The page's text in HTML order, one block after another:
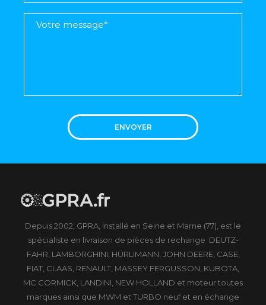
ENVOYER
Depuis 2002, GPRA, installé en Seine et Marne (77), est le
spécialiste en livraison de pièces de rechange DEUTZ-
FAHR, LAMBORGHINI, HÜRLIMANN, JOHN DEERE, CASE,
FIAT, CLAAS, RENAULT, MASSEY FERGUSSON, KUBOTA,
MC CORMICK, LANDINI, NEW HOLLAND et moteur toutes
marques ainsi que MWM et TURBO neuf et en échange